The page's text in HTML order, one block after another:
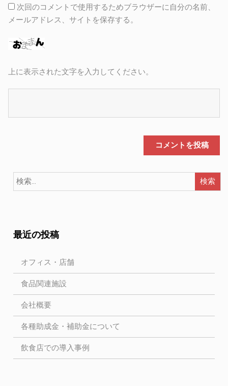
次回のコメントで使用するためブラウザーに自分の名前、
メールアドレス、サイトを保存する。
上に表示された文字を入力してください。
最近の投稿
オフィス・店舗
食品関連施設
会社概要
各種助成金・補助金について
飲食店での導入事例